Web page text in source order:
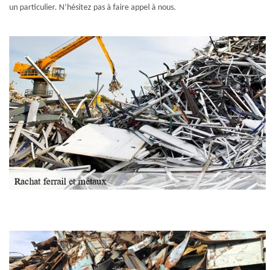
un particulier. N’hésitez pas à faire appel à nous.